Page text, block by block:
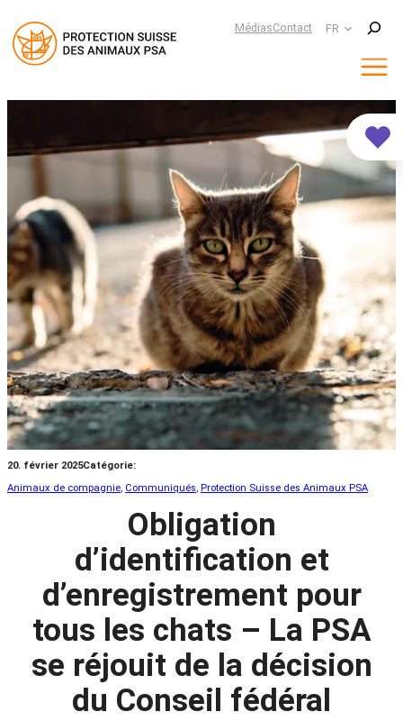
MédiasContact FR
Suchen
20. février 2025Catégorie:
Animaux de compagnie, Communiqués, Protection Suisse des Animaux PSA
Obligation
d’identification et
d’enregistrement pour
tous les chats – La PSA
se réjouit de la décision
du Conseil fédéral